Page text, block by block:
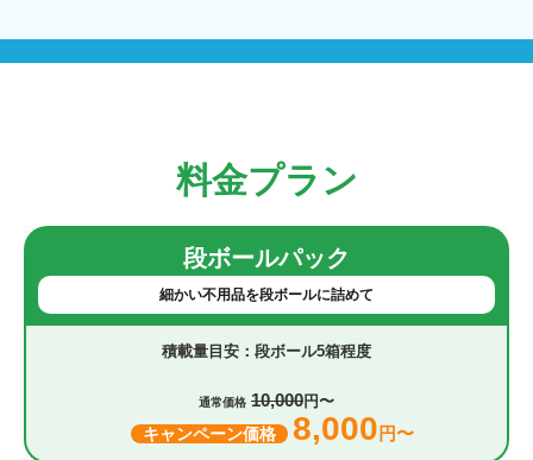
料金プラン
段ボールパック
細かい不用品を段ボールに詰めて
段ボール5箱程度
通常価格 10,000円〜
キャンペーン価格 8,000 円〜